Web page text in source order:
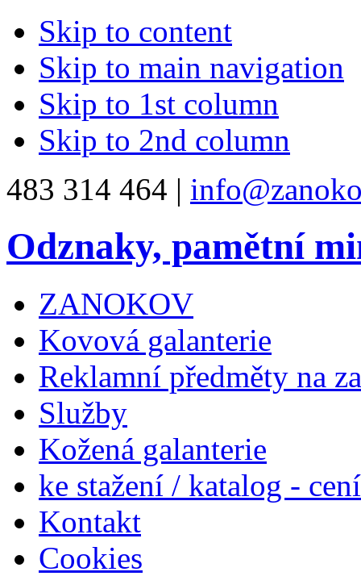
Skip to content
Skip to main navigation
Skip to 1st column
Skip to 2nd column
483 314 464 |
Odznaky, pamětní
ZANOKOV
Kovová galanterie
Reklamní předměty na
Služby
Kožená galanterie
ke stažení / katalog -
Kontakt
Cookies